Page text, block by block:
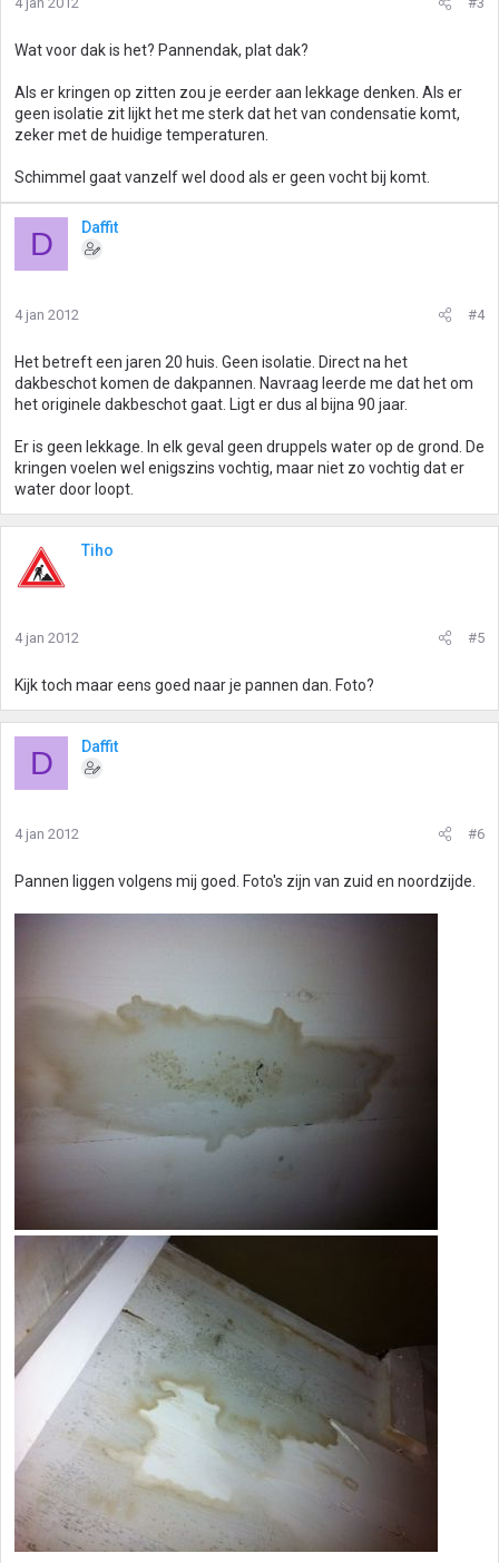
Wat voor dak is het? Pannendak, plat dak?
Als er kringen op zitten zou je eerder aan lekkage denken. Als er
geen isolatie zit lijkt het me sterk dat het van condensatie komt,
zeker met de huidige temperaturen.
Schimmel gaat vanzelf wel dood als er geen vocht bij komt.
D Daffit
4 jan 2012 #4
Het betreft een jaren 20 huis. Geen isolatie. Direct na het
dakbeschot komen de dakpannen. Navraag leerde me dat het om
het originele dakbeschot gaat. Ligt er dus al bijna 90 jaar.
Er is geen lekkage. In elk geval geen druppels water op de grond. De
kringen voelen wel enigszins vochtig, maar niet zo vochtig dat er
water door loopt.
Tiho
4 jan 2012 #5
Kijk toch maar eens goed naar je pannen dan. Foto?
D Daffit
4 jan 2012 #6
Pannen liggen volgens mij goed. Foto's zijn van zuid en noordzijde.